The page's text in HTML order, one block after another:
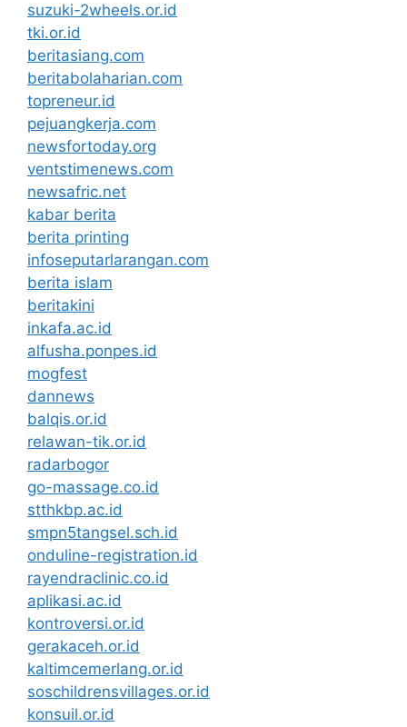
suzuki-2wheels.or.id
tki.or.id
beritasiang.com
beritabolaharian.com
topreneur.id
pejuangkerja.com
newsfortoday.org
ventstimenews.com
newsafric.net
kabar berita
berita printing
infoseputarlarangan.com
berita islam
beritakini
inkafa.ac.id
alfusha.ponpes.id
mogfest
dannews
balqis.or.id
relawan-tik.or.id
radarbogor
go-massage.co.id
stthkbp.ac.id
smpn5tangsel.sch.id
onduline-registration.id
rayendraclinic.co.id
aplikasi.ac.id
kontroversi.or.id
gerakaceh.or.id
kaltimcemerlang.or.id
soschildrensvillages.or.id
konsuil.or.id